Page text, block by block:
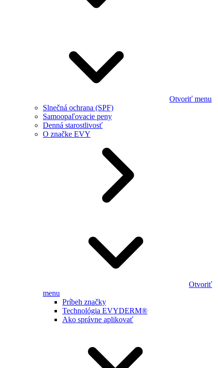
Otvoriť menu
Slnečná ochrana (SPF)
Samoopaľovacie peny
Denná starostlivosť
O značke EVY
Otvoriť
menu
Príbeh značky
Technológia EVYDERM®
Ako správne aplikovať